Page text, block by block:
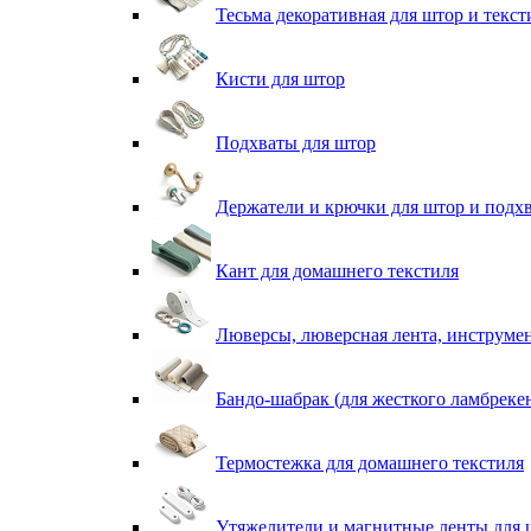
Тесьма декоративная для штор и
Кисти для штор
Подхваты для штор
Держатели и крючки для штор и
Кант для домашнего текстиля
Люверсы, люверсная лента,
Бандо-шабрак (для жесткого
Термостежка для домашнего текстиля
Утяжелители и магнитные ленты для